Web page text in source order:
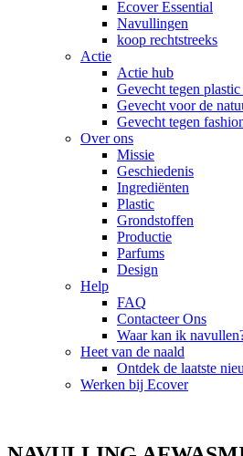
Ecover Essential
Navullingen
koop rechtstreeks
Actie
Actie hub
Gevecht tegen
Gevecht voor de
Gevecht tegen
Over ons
Missie
Geschiedenis
Ingrediënten
Plastic
Grondstoffen
Productie
Parfums
Design
Help
FAQ
Contacteer Ons
Waar kan ik
Heet van de naald
Ontdek de laatste
Werken bij Ecover